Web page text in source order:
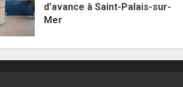
d’avance à Saint-Palais-sur-
Mer